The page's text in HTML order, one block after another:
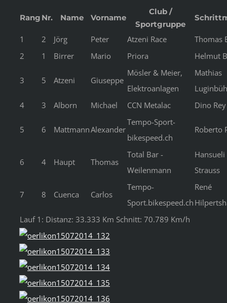
Rang Nr. Name Vorname
Club /
Sportgruppe
1 2 Jörg Peter Atzeni Race
Thomas
2
1 Birrer Mario Priora Helmut
3 5 Atzeni Giuseppe
Mösler & Meier,
Elektroanlagen
Mathias
4
3 Alborn Michael CCN Metalac Dino Rey
5 6 MattmannAlexander
Tempo-Sport-
bikespeed.ch
Roberto
6 4 Haupt Thomas
Total Bar -
Weilenmann
Hansueli
Strauss
7 8 Cuenca Carlos
Tempo-
Sport.bikespeed.ch
René
Lauf 1: Distanz: 33.333 Km Schnitt: 70.789 Km/h